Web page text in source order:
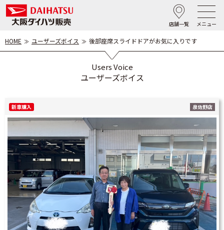
店舗一覧 メニュー
HOME ユーザーズボイス 後部座席スライドドアがお気に入りです
Users Voice
ユーザーズボイス
新車購入 泉佐野店